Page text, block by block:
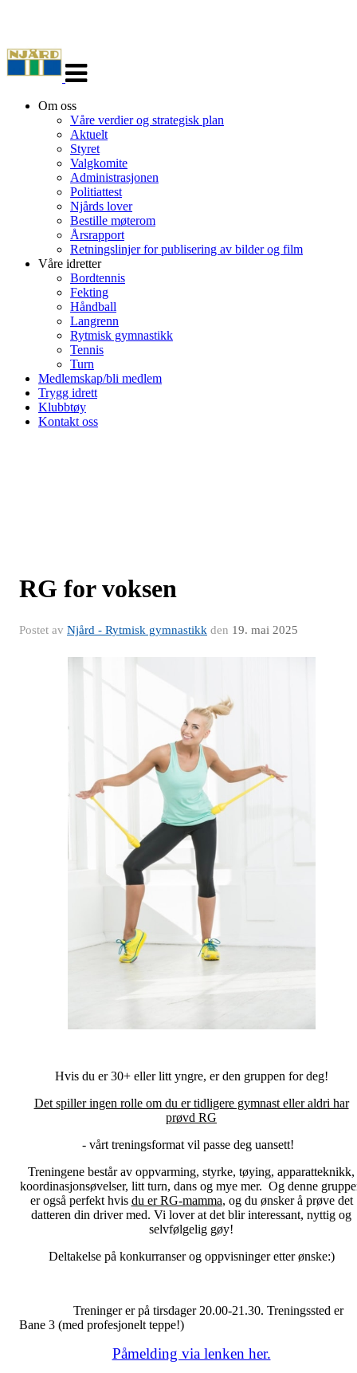
navigasjon
Om oss
Våre verdier og strategisk plan
Aktuelt
Styret
Valgkomite
Administrasjonen
Politiattest
Njårds lover
Bestille møterom
Årsrapport
Retningslinjer for publisering av bilder og film
Våre idretter
Bordtennis
Fekting
Håndball
Langrenn
Rytmisk gymnastikk
Tennis
Turn
Medlemskap/bli medlem
Trygg idrett
Klubbtøy
Kontakt oss
RG for voksen
Postet av Njård - Rytmisk gymnastikk den 19. mai 2025
Hvis du er 30+ eller litt yngre, er den gruppen for deg!
Det spiller ingen rolle om du er tidligere gymnast eller aldri har
prøvd RG
- vårt treningsformat vil passe deg uansett!
Treningene består av oppvarming, styrke, tøying, apparatteknikk,
koordinasjonsøvelser, litt turn, dans og mye mer. Og denne
er også perfekt hvis du er RG-mamma, og du ønsker å prøve det
datteren din driver med. Vi lover at det blir interessant, nyttig og
selvfølgelig gøy!
Deltakelse på konkurranser og oppvisninger etter ønske:)
Treninger er på tirsdager 20.00-21.30. Treningssted er
Bane 3 (med profesjonelt teppe!)
Påmelding via lenken her.